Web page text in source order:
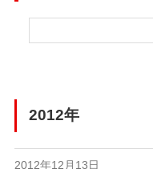
2012年
2012年12月13日